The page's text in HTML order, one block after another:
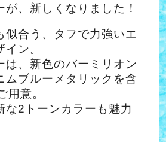
が、新しくなりました！
似合う、タフで力強いエ
ン。
は、新色のバーミリオン
ムブルーメタリックを含
用意。
な2トーンカラーも魅力